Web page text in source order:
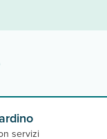
servizi